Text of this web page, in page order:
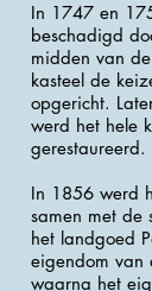
In 1747 en
beschadigd
midden van
kasteel de
opgericht.
werd het hele
gerestaureerd.
In 1856 werd
samen met de
het landgoed
eigendom van
waarna het